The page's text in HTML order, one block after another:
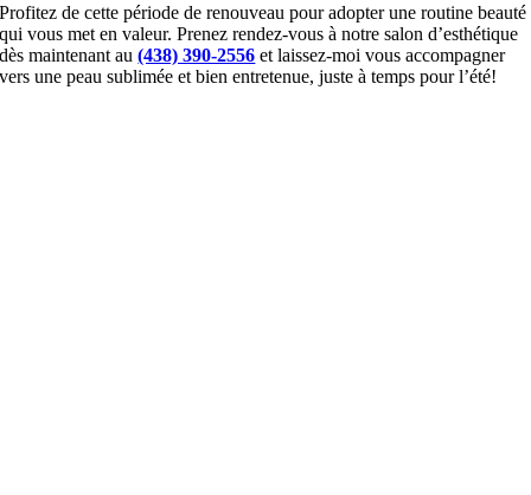
Profitez de cette période de renouveau pour adopter une routine beauté
qui vous met en valeur. Prenez rendez-vous à notre salon d’esthétique
dès maintenant au(438) 390-2556 et laissez-moi vous accompagner
vers une peau sublimée et bien entretenue, juste à temps pour l’été!